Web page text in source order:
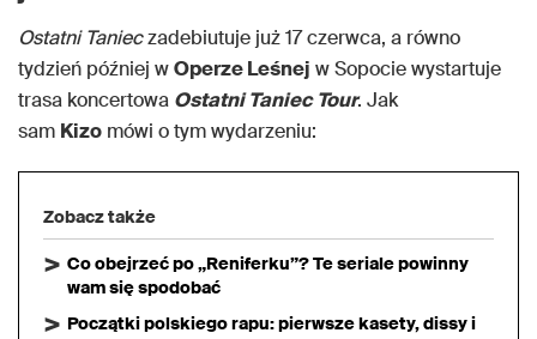
Ostatni Tanieczadebiutuje już 17 czerwca, a równo
tydzień później wOperze Leśnej w Sopocie wystartuje
trasa koncertowa Ostatni Taniec Tour. Jak
sam Kizo mówi o tym wydarzeniu:
Zobacz także
Co obejrzeć po „Reniferku”? Te seriale powinny
wam się spodobać
Początki polskiego rapu: pierwsze kasety, dissy i